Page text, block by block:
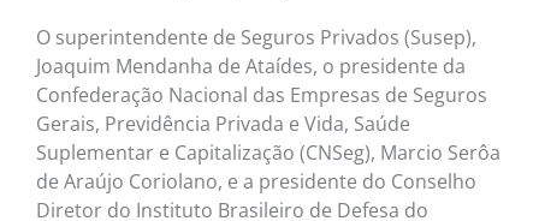
O superintendente de Seguros Privados (Susep),
Joaquim Mendanha de Ataídes, o presidente da
Confederação Nacional das Empresas de Seguros
Gerais, Previdência Privada e Vida, Saúde
Suplementar e Capitalização (CNSeg), Marcio Serôa
de Araújo Coriolano, e a presidente do Conselho
Diretor do Instituto Brasileiro de Defesa do